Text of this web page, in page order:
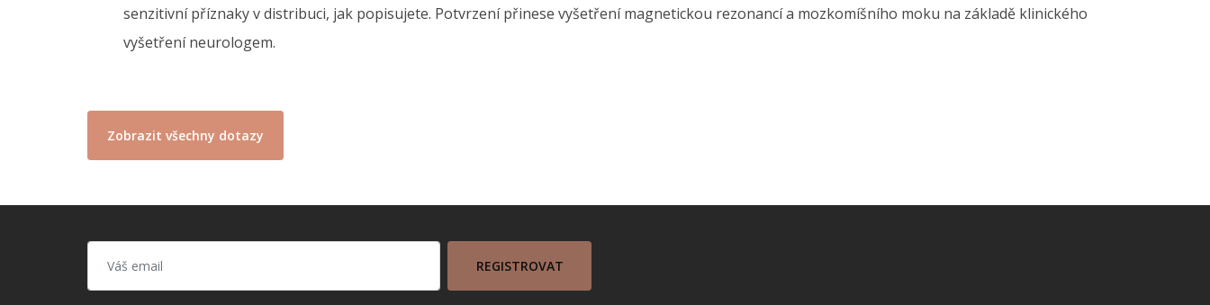
senzitivní příznaky v distribuci, jak popisujete. Potvrzení přinese vyšetření magnetickou rezonancí a mozkomíšního moku na základě klinického
vyšetření neurologem.
Zobrazit všechny dotazy
REGISTROVAT